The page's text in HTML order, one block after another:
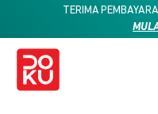
TERIMA